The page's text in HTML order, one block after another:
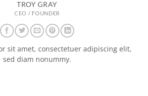
TROY GRAY
CEO / FOUNDER
sit amet, consectetuer adipiscing elit,
sed diam nonummy.